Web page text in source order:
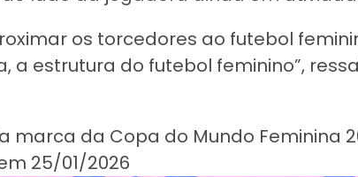
os torcedores ao futebol
a estrutura do futebol feminino”,